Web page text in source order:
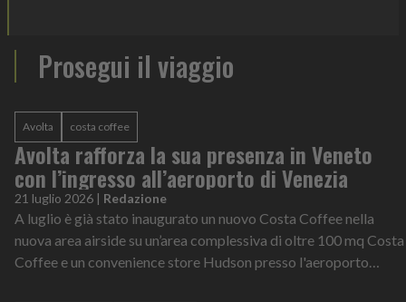
Prosegui il viaggio
Avolta costa coffee
Avolta rafforza la sua presenza in Veneto
con l’ingresso all’aeroporto di Venezia
21 luglio 2026 | Redazione
A luglio è già stato inaugurato un nuovo Costa Coffee nella
nuova area airside su un’area complessiva di oltre 100 mq Costa
Coffee e un convenience store Hudson presso l'aeroporto